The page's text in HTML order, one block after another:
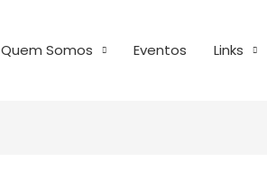
Quem Somos Eventos Links